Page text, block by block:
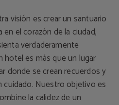
visión es crear un santuario
el corazón de la ciudad,
verdaderamente
hotel es más que un lugar
donde se crean recuerdos y
cuidado. Nuestro objetivo es
la calidez de un